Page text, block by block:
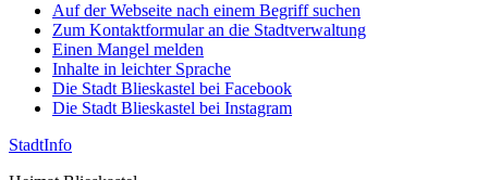
Auf der Webseite nach einem Begriff suchen
Zum Kontaktformular an die Stadtverwaltung
Einen Mangel melden
Inhalte in leichter Sprache
Die Stadt Blieskastel bei Facebook
Die Stadt Blieskastel bei Instagram
StadtInfo